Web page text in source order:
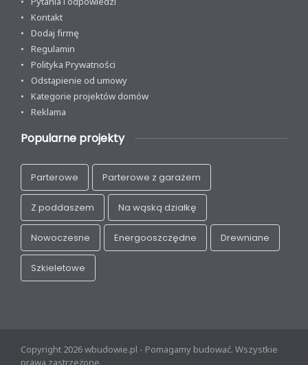
Kontakt
Dodaj firmę
Regulamin
Polityka Prywatności
Odstąpienie od umowy
Kategorie projektów domów
Reklama
Popularne projekty
Parterowe Parterowe z garażem
Z poddaszem Na wąską działkę
Nowoczesne Energooszczędne Drewniane
Szkieletowe
Copyright 2026 wbudowie.pl - Pomagamy budować. Wszystkie
prawa zastrzeżone.